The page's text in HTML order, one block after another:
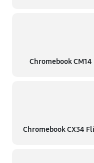
Chromebook CM14
Chromebook CX34